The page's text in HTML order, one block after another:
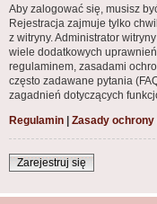
Aby zalogować się, musisz
Rejestracja zajmuje tylko
z witryny. Administrator
wiele dodatkowych
regulaminem, zasadami
często zadawane pytania
zagadnień dotyczących
Regulamin | Zasady
Zarejestruj się